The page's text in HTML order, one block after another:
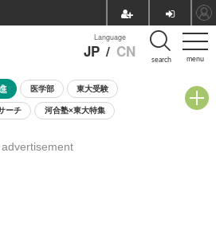
menu
Language
JP / CN search
医学部 東大受験
ーチ 河合塾×東大特集
開催学校説明会・相談会
advertisement